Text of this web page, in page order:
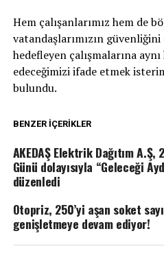
Hem çalışanlarımız hem de
vatandaşlarımızın
hedefleyen çalışmalarına
edeceğimizi ifade etmek
bulundu.
BENZER İÇERIKLER
AKEDAŞ Elektrik Dağıtım
Günü dolayısıyla “Geleceği
düzenledi
Otopriz, 250’yi aşan soket
genişletmeye devam ediyor!